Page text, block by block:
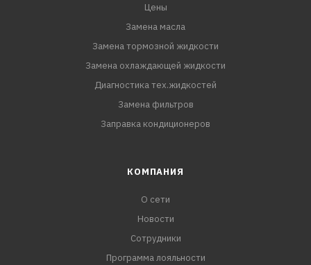
- Усиленная концентрация карбоновых кислот
позволяет достигать максимального уровня защиты от
всех типов коррозии, в том числе кавитационного
воздействия на металлы.
Цены
Замена масла
Замена тормозной жидкости
Замена охлаждающей жидкости
Диагностика тех.жидкостей
Замена фильтров
Заправка кондиционеров
КОМПАНИЯ
О сети
Новости
Сотрудники
Программа лояльности